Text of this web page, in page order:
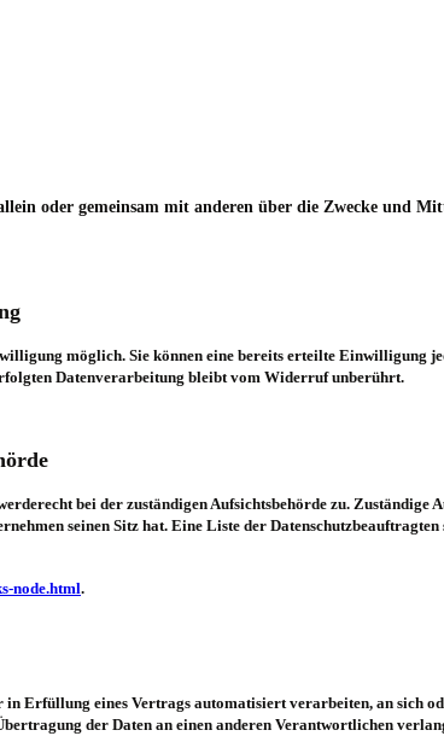
oder gemeinsam mit anderen über die Zwecke und
möglich. Sie können eine bereits erteilte Einwilligung
Datenverarbeitung bleibt vom Widerruf unberührt.
bei der zuständigen Aufsichtsbehörde zu. Zuständige
seinen Sitz hat. Eine Liste der
node.html.
Erfüllung eines Vertrags automatisiert verarbeiten, an sich
der Daten an einen anderen Verantwortlichen